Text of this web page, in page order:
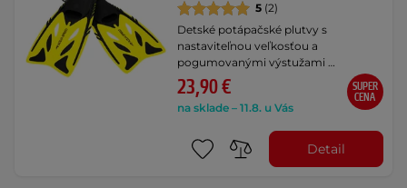
5 (2)
Detské potápačské plutvy s
nastaviteľnou veľkosťou a
pogumovanými výstužami …
23,90 €
na sklade – 11.8. u Vás
SUPER
CENA
Detail